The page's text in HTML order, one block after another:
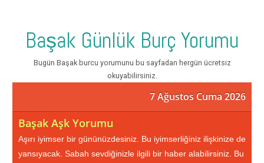
Başak Günlük Burç Yorumu
Bugün Başak burcu yorumunu bu sayfadan hergün ücretsiz
okuyabilirsiniz.
7 Ağustos Cuma 2026
Başak Aşk Yorumu
Aşırı iyimser bir gününüzdesiniz. Bu iyimserliğiniz ilişkinize de
yansıyacak. Sabah sevdiğinizle ilgili bir haber alabilirsiniz. Bu